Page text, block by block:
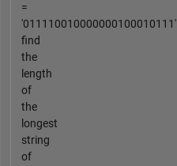
=
'011110010000000100010111'
find
the
length
of
the
longest
string
of